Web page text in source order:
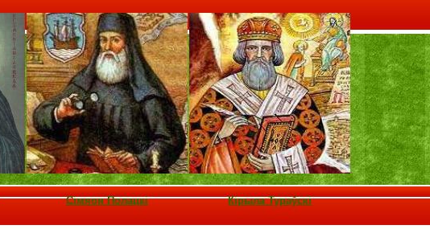
Сімяон Полацкі Кірыла Тураўскі